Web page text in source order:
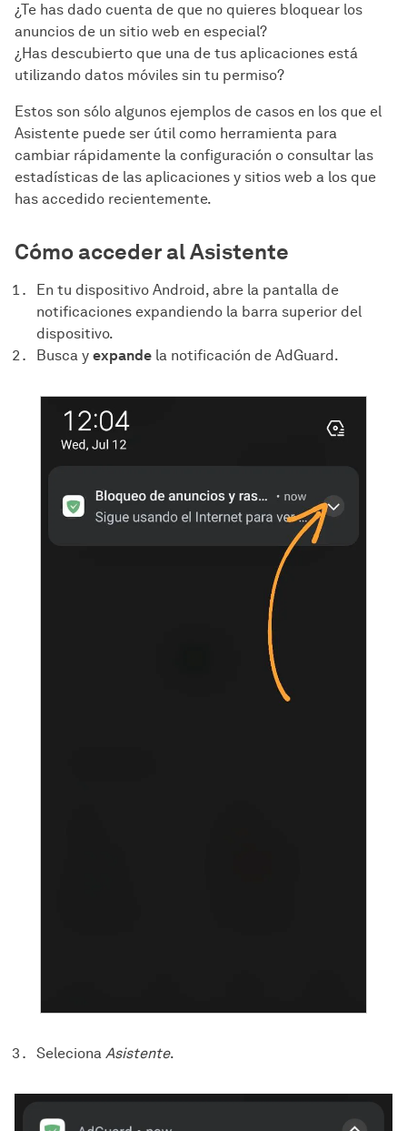
¿Te has dado cuenta de que no quieres bloquear los
anuncios de un sitio web en especial?
¿Has descubierto que una de tus aplicaciones está
utilizando datos móviles sin tu permiso?
Estos son sólo algunos ejemplos de casos en los que el
Asistente puede ser útil como herramienta para
cambiar rápidamente la configuración o consultar las
estadísticas de las aplicaciones y sitios web a los que
has accedido recientemente.
Cómo acceder al Asistente
En tu dispositivo Android, abre la pantalla de
notificaciones expandiendo la barra superior del
dispositivo.
Busca y expande la notificación de AdGuard.
Seleciona Asistente.